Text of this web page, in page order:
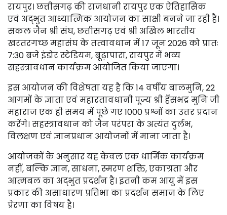
रायपुर। छत्तीसगढ़ की राजधानी रायपुर एक ऐतिहासिक
एवं अद्भुत आध्यात्मिक आयोजन का साक्षी बनने जा रही है।
सकल जैन श्री संघ, छत्तीसगढ़ एवं श्री अखिल भारतीय
खरतरगच्छ महासंघ के तत्वावधान में 17 जून 2026 को प्रातः
7:30 बजे इंडोर स्टेडियम, बूढ़ापारा, रायपुर में भव्य
सहस्त्रावधान कार्यक्रम आयोजित किया जाएगा।
इस आयोजन की विशेषता यह है कि 14 वर्षीय बालमुनि, 22
आगमों के ज्ञाता एवं महारतावधानी पूज्य श्री हँसभद्र मुनि जी
महाराज एक ही समय में पूछे गए 1000 प्रश्नों का उत्तर प्रदान
करेंगे। सहस्त्रावधान को जैन परंपरा के अत्यंत दुर्लभ,
विलक्षण एवं ज्ञानप्रधान आयोजनों में माना जाता है।
आयोजकों के अनुसार यह केवल एक धार्मिक कार्यक्रम
नहीं, बल्कि ज्ञान, साधना, स्मरण शक्ति, एकाग्रता और
आत्मबल का अद्भुत प्रदर्शन है। इतनी कम आयु में इस
प्रकार की असाधारण प्रतिभा का प्रदर्शन समाज के लिए
प्रेरणा का विषय है।